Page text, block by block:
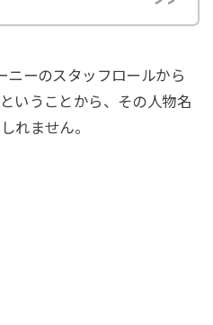
ニーのスタッフロールから
いうことから、その人物名
れません。